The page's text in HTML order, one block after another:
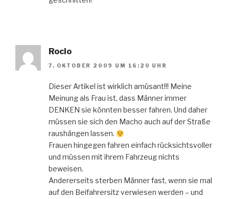
Rocio
7. OKTOBER 2009 UM 16:20 UHR
Dieser Artikel ist wirklich amüsant!!! Meine
Meinung als Frau ist, dass Männer immer
DENKEN sie könnten besser fahren. Und daher
müssen sie sich den Macho auch auf der Straße
raushängen lassen.
Frauen hingegen fahren einfach rücksichtsvoller
und müssen mit ihrem Fahrzeug nichts
beweisen.
Andererseits sterben Männer fast, wenn sie mal
auf den Beifahrersitz verwiesen werden – und